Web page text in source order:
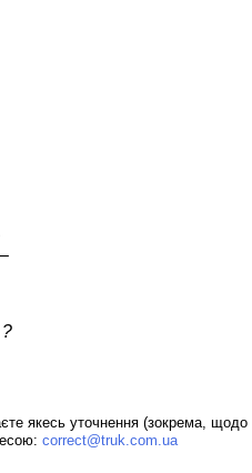
?
якесь уточнення (зокрема, щодо
correct@truk.com.ua